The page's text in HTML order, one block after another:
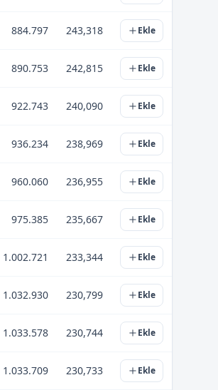
884.797 243,318 Ekle
890.753 242,815 Ekle
922.743 240,090 Ekle
936.234 238,969 Ekle
960.060 236,955 Ekle
975.385 235,667 Ekle
1.002.721 233,344 Ekle
1.032.930 230,799 Ekle
1.033.578 230,744 Ekle
1.033.709 230,733 Ekle